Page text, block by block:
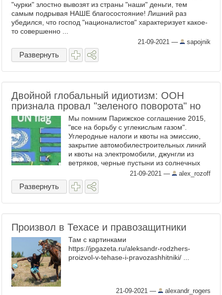
"чурки" злостно вывозят из страны "наши" деньги, тем
самым подрывая НАШЕ благосостояние! Лишний раз
убедился, что господ "националистов" характеризует какое-
то совершенно ...
21-09-2021 — sapojnik
Развернуть
Двойной глобальный идиотизм: ООН
признала провал "зеленого поворота" но
Мы помним Парижское соглашение 2015,
"все на борьбу с углекислым газом".
Углеродные налоги и квоты на эмиссию,
закрытие автомобилестроительных линий
и квоты на электромобили, джунгли из
ветряков, черные пустыни из солнечных
панелей, триллионы долларов,
перераспределенных в пользу ...
21-09-2021 — alex_rozoff
Развернуть
Произвол в Техасе и правозащитники
Там с картинками
https://jpgazeta.ru/aleksandr-rodzhers-
proizvol-v-tehase-i-pravozashhitniki/ ...
21-09-2021 — alexandr_rogers